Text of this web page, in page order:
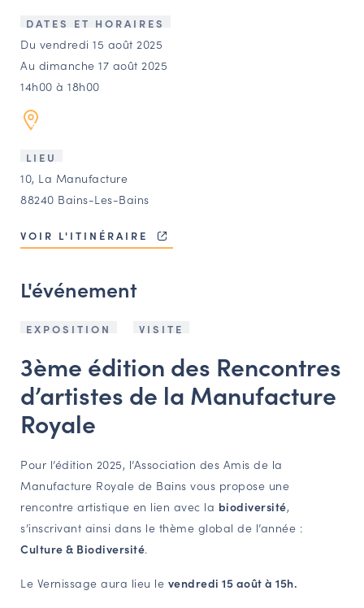
CONTACT
Agenda
Annuaire
Ressources
BOURSE D’ÉCHANGE
CARTES DES NAUDIN
Espace acteurs
NAVIGATION FILTRÉE « ACTEURS »
Comité d'Histoire Régionale
Service Inventaire et Patrimoines de la Région Grand Est
VOUS ÊTES…
Amateurs d’histoire et de patrimoine
DATES ET HORAIRES
Du vendredi 15 août 2025
Au dimanche 17 août 2025
14h00 à 18h00
LIEU
10, La Manufacture
88240 Bains-Les-Bains
VOIR L'ITINÉRAIRE
L'événement
EXPOSITION VISITE
3ème édition des Rencontres
d’artistes de la Manufacture
Royale
Pour l’édition 2025, l’Association des Amis de la
Manufacture Royale de Bains vous propose une
rencontre artistique en lien avec la biodiversité,
s’inscrivant ainsi dans le thème global de l’année :
Culture & Biodiversité.
Le Vernissage aura lieu le vendredi 15 août à 15h.